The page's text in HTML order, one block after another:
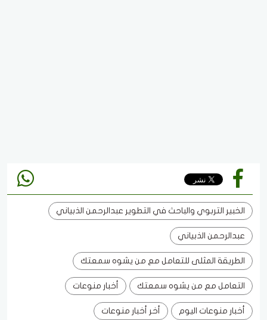
الخبير التربوي والباحث في التطوير عبدالرحمن الذبياني
عبدالرحمن الذبياني
الطريقة المثلى للتعامل مع من يشوه سمعتك
التعامل مع من يشوه سمعتك أخبار منوعات
أخبار منوعات اليوم أخر أخبار منوعات